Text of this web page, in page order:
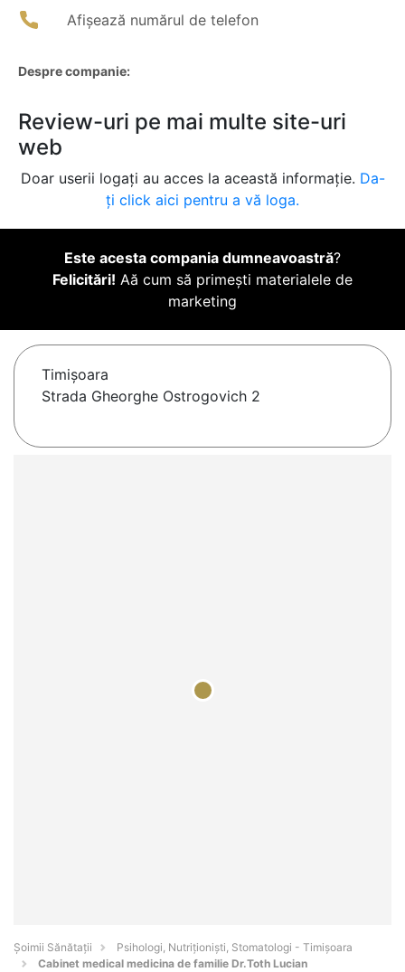
Afișează numărul de telefon
Despre companie:
Review-uri pe mai multe site-uri
web
Doar userii logați au acces la această informație. Da-
ți click aici pentru a vă loga.
Este acesta compania dumneavoastră?
Felicitări! Aă cum să primești materialele de
marketing
Timişoara
Strada Gheorghe Ostrogovich 2
Şoimii Sănătații
Psihologi, Nutriționiști, Stomatologi - Timişoara
Cabinet medical medicina de familie Dr.Toth Lucian